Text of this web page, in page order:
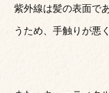
紫外線は髪の表面で
うため、手触りが悪